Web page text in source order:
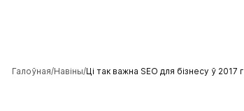
Галоўная Навіны Ці так важна SEO для бізнесу ў 2017